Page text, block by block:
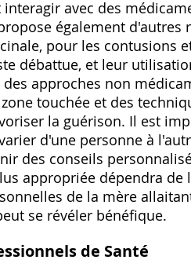
avec des
également d'autres
pour les contusions
débattue, et leur
approches non
touchée et des
la guérison. Il est
d'une personne à
des conseils
appropriée dépendra
de la mère
se révéler bénéfique.
de Santé